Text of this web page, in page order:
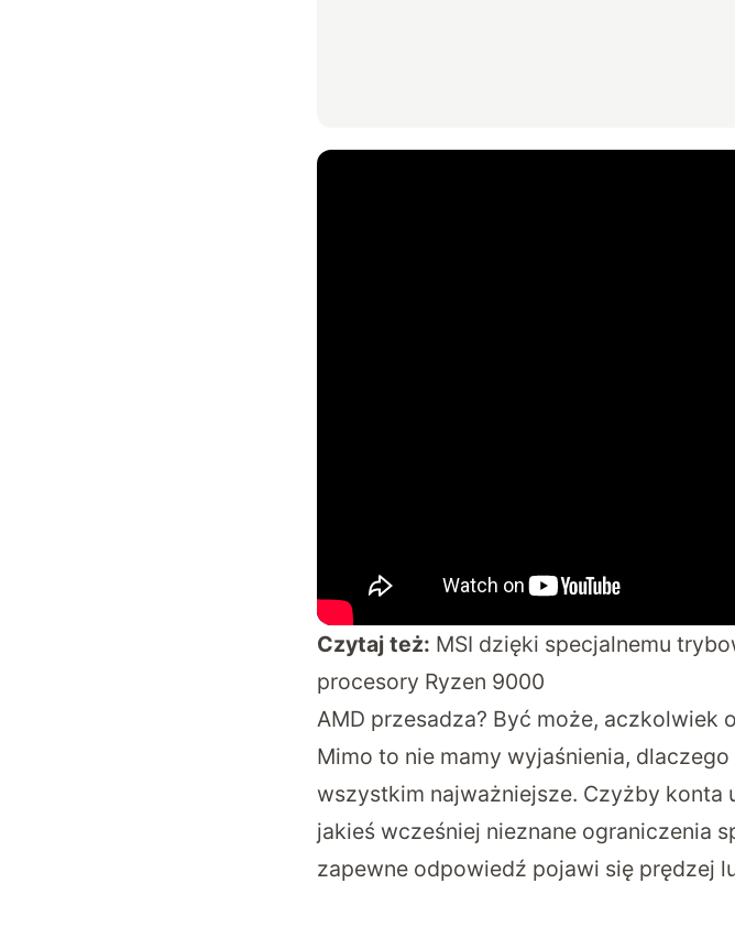
Czytaj też: MSI dzięki specjalnemu
procesory Ryzen 9000
AMD przesadza? Być może,
Mimo to nie mamy wyjaśnienia,
wszystkim najważniejsze. Czyżby konta
jakieś wcześniej nieznane ograniczenia
zapewne odpowiedź pojawi się prędzej